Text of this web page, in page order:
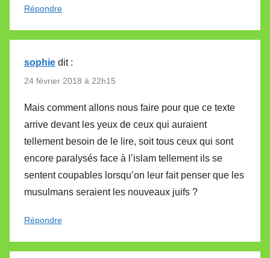
Répondre
sophie dit :
24 février 2018 à 22h15
Mais comment allons nous faire pour que ce texte
arrive devant les yeux de ceux qui auraient
tellement besoin de le lire, soit tous ceux qui sont
encore paralysés face à l’islam tellement ils se
sentent coupables lorsqu’on leur fait penser que les
musulmans seraient les nouveaux juifs ?
Répondre